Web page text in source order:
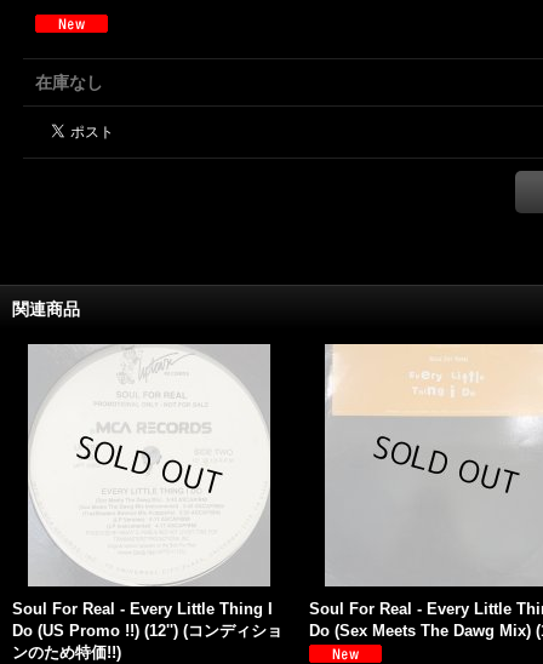
在庫なし
関連商品
Soul For Real - Every Little Thing I
Do (US Promo !!) (12'') (コンディショ
ンのため特価!!)
Soul For Real - Every Little
Do (Sex Meets The Dawg Mix)